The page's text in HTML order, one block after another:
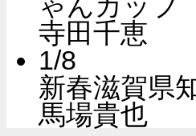
寺田千恵
1/8
新春滋賀県
馬場貴也